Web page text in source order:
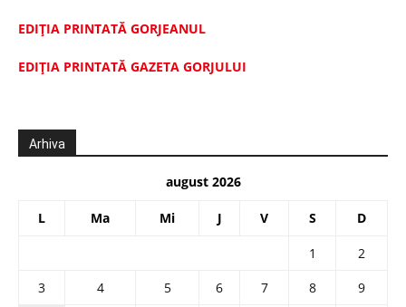
EDIȚIA PRINTATĂ GORJEANUL
EDIŢIA PRINTATĂ GAZETA GORJULUI
Arhiva
august 2026
L Ma Mi J V S D
1
2
3
4 5 6 7 8 9